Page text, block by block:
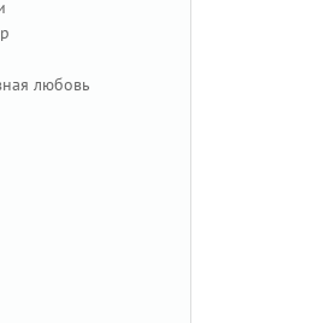
любовь